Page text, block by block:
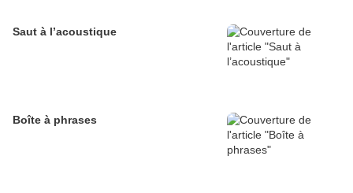
Saut à l’acoustique
Boîte à phrases